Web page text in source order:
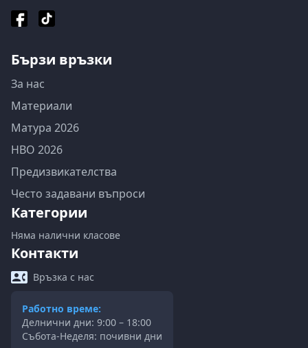
Бързи връзки
За нас
Материали
Матура 2026
НВО 2026
Предизвикателства
Често задавани въпроси
Категории
Няма налични класове
Контакти
Връзка с нас
Работно време:
Делнични дни: 9:00 – 18:00
Събота-Неделя: почивни дни